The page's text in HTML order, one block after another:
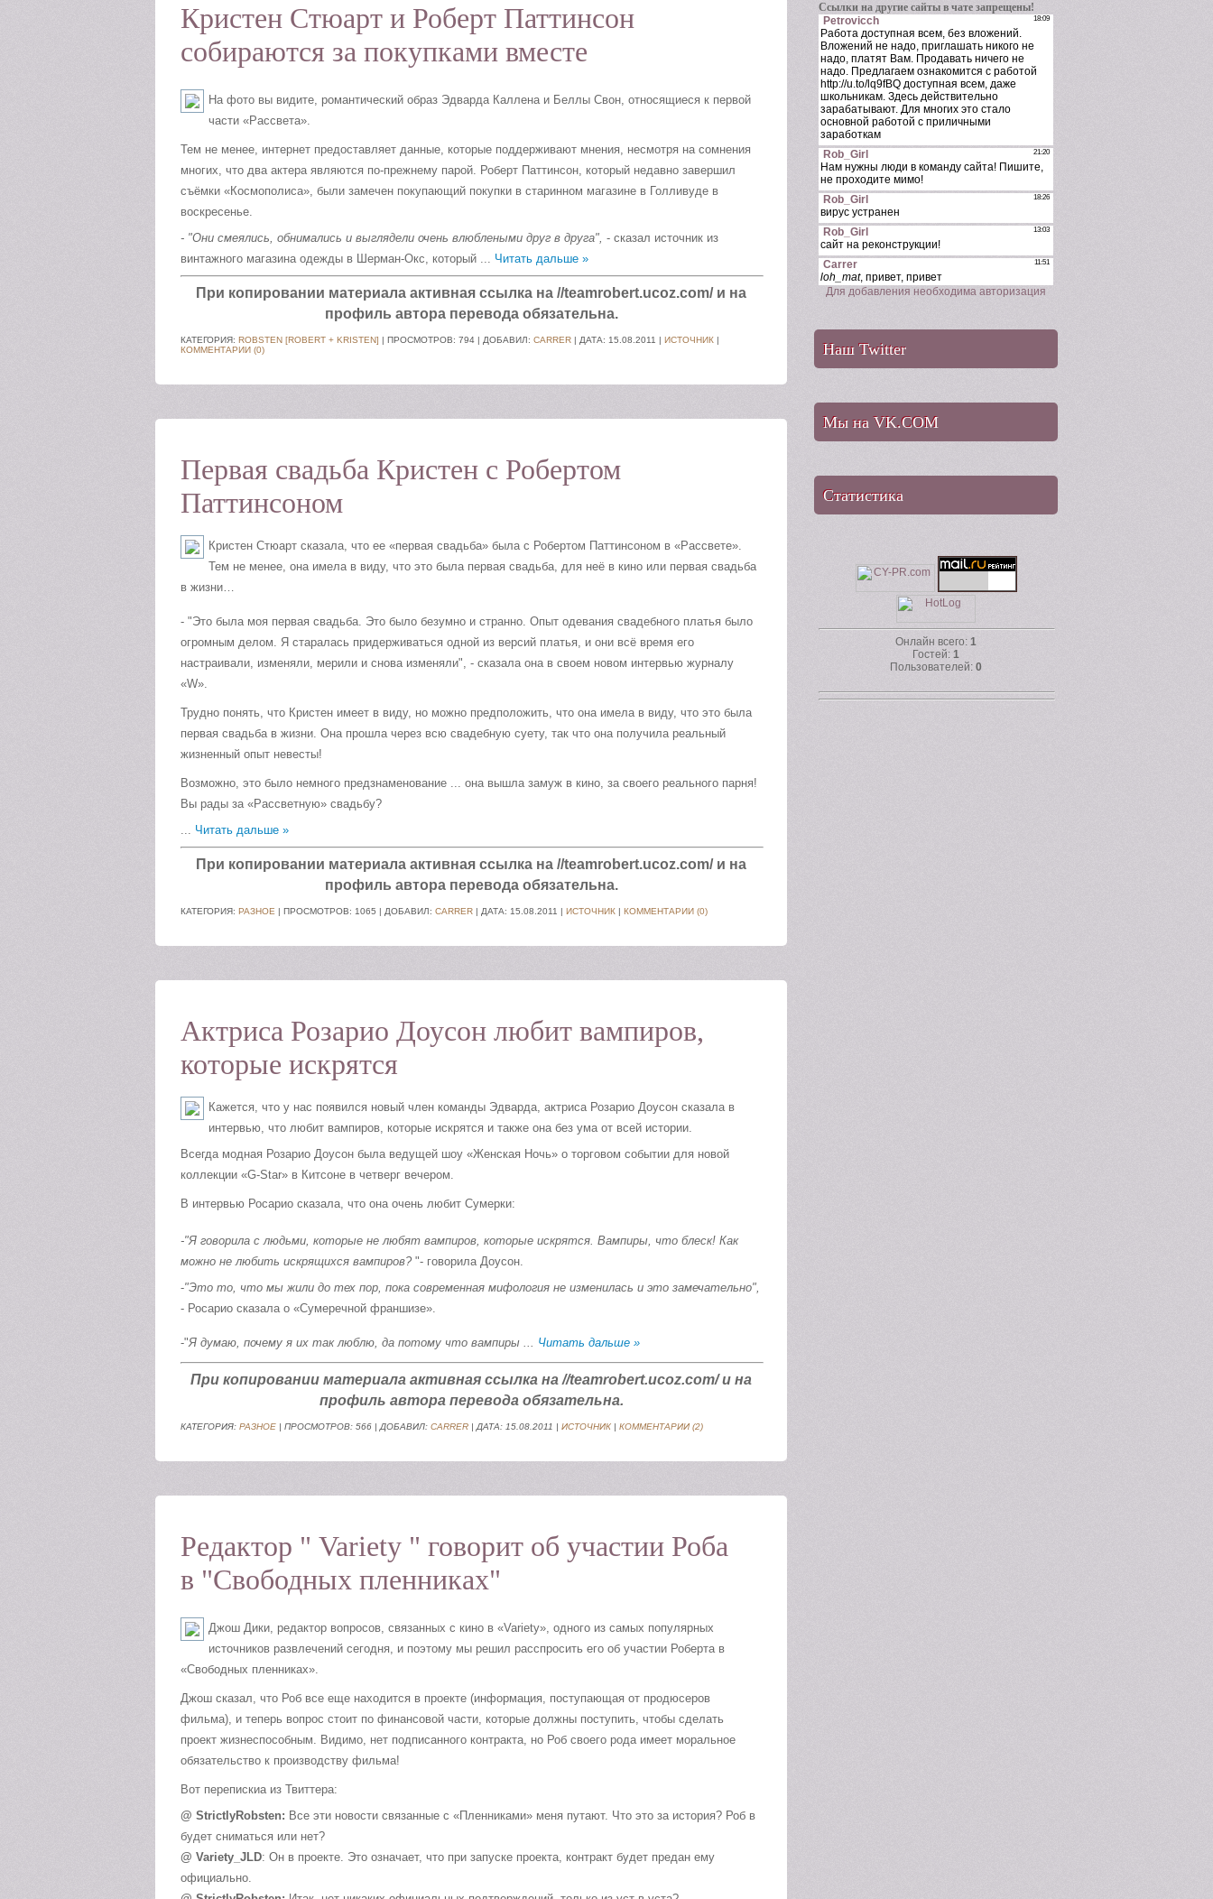
Кристен Стюарт и Роберт Паттинсон
собираются за покупками вместе
На фото вы видите, романтический образ Эдварда Каллена и Беллы Свон, относящиеся к первой
части «Рассвета».
Тем не менее, интернет предоставляет данные, которые поддерживают мнения, несмотря на сомнения
многих, что два актера являются по-прежнему парой. Роберт Паттинсон, который недавно завершил
съёмки «Космополиса», были замечен покупающий покупки в старинном магазине в Голливуде в
воскресенье.
- "Они смеялись, обнимались и выглядели очень влюблеными друг в друга", - сказал источник из
винтажного магазина одежды в Шерман-Окс, который ... Читать дальше »
При копировании материала активная ссылка на //teamrobert.ucoz.com/ и на
профиль автора перевода обязательна.
КАТЕГОРИЯ: ROBSTEN [ROBERT + KRISTEN] | ПРОСМОТРОВ: 794 | ДОБАВИЛ: CARRER | ДАТА: 15.08.2011 | ИСТОЧНИК |
КОММЕНТАРИИ (0)
Первая свадьба Кристен с Робертом
Паттинсоном
Кристен Стюарт сказала, что ее «первая свадьба» была с Робертом Паттинсоном в «Рассвете».
Тем не менее, она имела в виду, что это была первая свадьба, для неё в кино или первая свадьба
в жизни…
- "Это была моя первая свадьба. Это было безумно и странно. Опыт одевания свадебного платья было
огромным делом. Я старалась придерживаться одной из версий платья, и они всё время его
настраивали, изменяли, мерили и снова изменяли", - сказала она в своем новом интервью журналу
«W».
Трудно понять, что Кристен имеет в виду, но можно предположить, что она имела в виду, что это была
первая свадьба в жизни. Она прошла через всю свадебную суету, так что она получила реальный
жизненный опыт невесты!
Возможно, это было немного предзнаменование ... она вышла замуж в кино, за своего реального парня!
Вы рады за «Рассветную» свадьбу?
... Читать дальше »
При копировании материала активная ссылка на //teamrobert.ucoz.com/ и на
профиль автора перевода обязательна.
КАТЕГОРИЯ: РАЗНОЕ | ПРОСМОТРОВ: 1065 | ДОБАВИЛ: CARRER | ДАТА: 15.08.2011 | ИСТОЧНИК | КОММЕНТАРИИ (0)
Актриса Розарио Доусон любит вампиров,
которые искрятся
Кажется, что у нас появился новый член команды Эдварда, актриса Розарио Доусон сказала в
интервью, что любит вампиров, которые искрятся и также она без ума от всей истории.
Всегда модная Розарио Доусон была ведущей шоу «Женская Ночь» о торговом событии для новой
коллекции «G-Star» в Китсоне в четверг вечером.
В интервью Росарио сказала, что она очень любит Сумерки:
-"Я говорила с людьми, которые не любят вампиров, которые искрятся. Вампиры, что блеск! Как
можно не любить искрящихся вампиров? "- говорила Доусон.
-"Это то, что мы жили до тех пор, пока современная мифология не изменилась и это замечательно",
- Росарио сказала о «Сумеречной франшизе».
-"Я думаю, почему я их так люблю, да потому что вампиры ... Читать дальше »
При копировании материала активная ссылка на //teamrobert.ucoz.com/ и на
профиль автора перевода обязательна.
КАТЕГОРИЯ: РАЗНОЕ | ПРОСМОТРОВ: 566 | ДОБАВИЛ: CARRER | ДАТА: 15.08.2011 | ИСТОЧНИК | КОММЕНТАРИИ (2)
Редактор " Variety " говорит об участии Роба
в "Свободных пленниках"
Джош Дики, редактор вопросов, связанных с кино в «Variety», одного из самых популярных
источников развлечений сегодня, и поэтому мы решил расспросить его об участии Роберта в
«Свободных пленниках».
Джош сказал, что Роб все еще находится в проекте (информация, поступающая от продюсеров
фильма), и теперь вопрос стоит по финансовой части, которые должны поступить, чтобы сделать
проект жизнеспособным. Видимо, нет подписанного контракта, но Роб своего рода имеет моральное
обязательство к производству фильма!
Вот перепискиа из Твиттера:
@ StrictlyRobsten: Все эти новости связанные с «Пленниками» меня путают. Что это за история? Роб в
будет сниматься или нет?
@ Variety_JLD: Он в проекте. Это означает, что при запуске проекта, контракт будет предан ему
официально.
Ссылки на другие сайты в чате запрещены!
Для добавления необходима авторизация
Наш Twitter
Мы на VK.COM
Статистика
Онлайн всего: 1
Гостей: 1
Пользователей: 0